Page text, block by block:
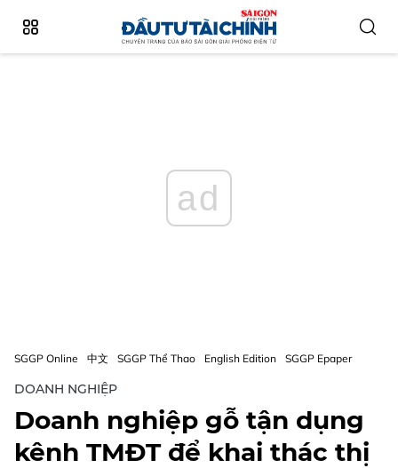
ad
SGGP Online 中文 SGGP Thể Thao English Edition SGGP Epaper
DOANH NGHIỆP
Doanh nghiệp gỗ tận dụng
kênh TMĐT để khai thác thị